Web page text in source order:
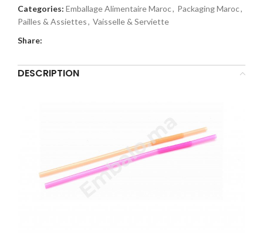
Categories: Emballage Alimentaire Maroc, Packaging Maroc,
Pailles & Assiettes, Vaisselle & Serviette
Share:
DESCRIPTION